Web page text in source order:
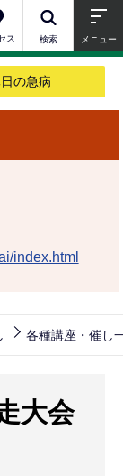
ス 検索 メニュー
の急病
index.html
各種講座・催し
大会